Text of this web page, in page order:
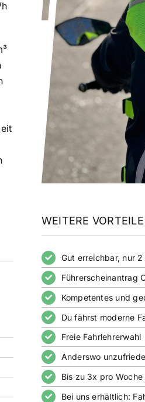
WEITERE
Gut erreichbar, nur
Führerscheinantrag
Kompetentes und
Du fährst moderne
Freie Fahrlehrerwahl
Anderswo
Bis zu 3x pro
Bei uns erhältlich: